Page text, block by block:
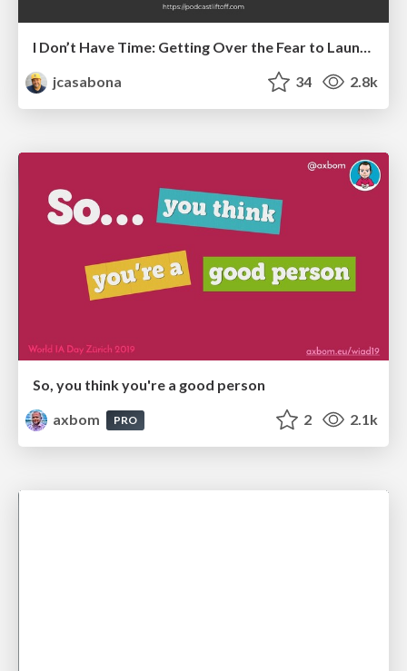
jcasabona
34 2.8k
So, you think you're a good person
axbom
PRO 2 2.1k